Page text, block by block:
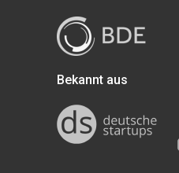
Bekannt aus